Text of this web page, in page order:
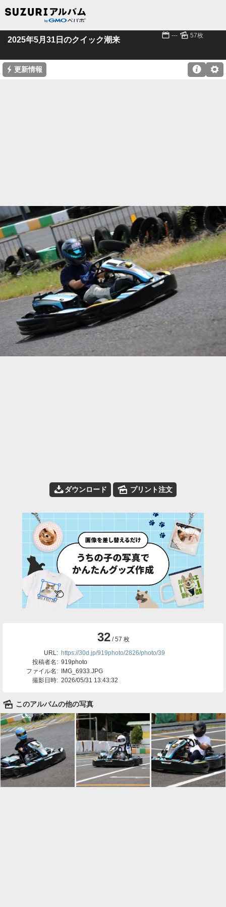
2025年5月31日のクイック潮来 📅 --- 🌄 57枚
⚡ 更新情報 ⚙

📥ダウンロード 🌄 プリント注文
32/ 57 枚
URL: https://30d.jp/919photo/2826/photo/39
投稿者名: 919photo
ファイル名: IMG_6933.JPG
撮影日時: 2026/05/31 13:43:32
🌄 このアルバムの他の写真